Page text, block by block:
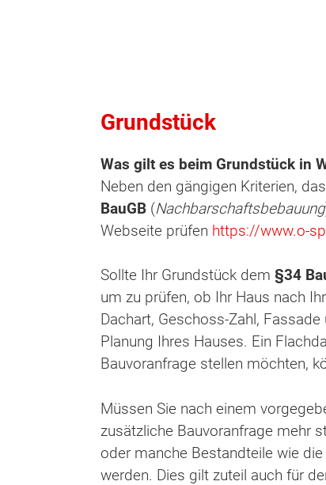
Grundstück
Was gilt es beim Grundstück in
Neben den gängigen Kriterien,
BauGB (Nachbarschaftsbebauung
Webseite prüfen https://www.o-
Sollte Ihr Grundstück dem §34
um zu prüfen, ob Ihr Haus nach
Dachart, Geschoss-Zahl,
Planung Ihres Hauses. Ein
Bauvoranfrage stellen möchten,
Müssen Sie nach einem
zusätzliche Bauvoranfrage mehr
oder manche Bestandteile wie
werden. Dies gilt zuteil auch für
Wonach